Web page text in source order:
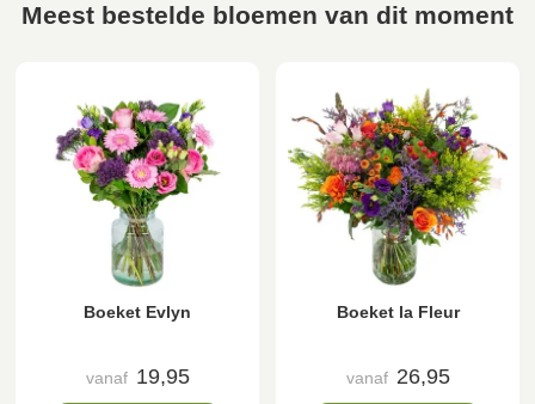
Meest bestelde bloemen van dit moment
Boeket Evlyn
vanaf 19,95
Boeket la Fleur
vanaf 26,95